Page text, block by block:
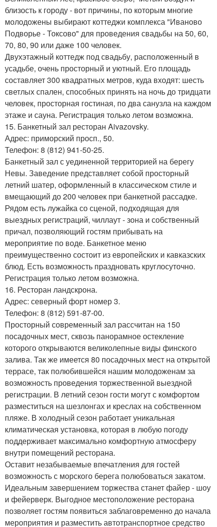
близость к городу - вот причины, по которым многие
молодожены выбирают коттеджи комплекса "Иваново
Подворье - Токсово" для проведения свадьбы на 50, 60,
70, 80, 90 или даже 100 человек.
Двухэтажный коттедж под свадьбу, расположенный в
усадьбе, очень просторный и уютный. Его площадь
составляет 300 квадратных метров, куда входят: шесть
светлых спален, способных принять на ночь до тридцати
человек, просторная гостиная, по два санузла на каждом
этаже и сауна. Регистрация только летом возможна.
15. Банкетный зал ресторан Aivazovsky.
Адрес: приморский просп., 50.
Телефон: 8 (812) 941-50-25.
Банкетный зал с уединенной территорией на берегу
Невы. Заведение представляет собой просторный
летний шатер, оформленный в классическом стиле и
вмещающий до 200 человек при банкетной рассадке.
Рядом есть лужайка со сценой, подходящая для
выездных регистраций, чиллаут - зона и собственный
причал, позволяющий гостям прибывать на
мероприятие по воде. Банкетное меню
преимущественно состоит из европейских и кавказских
блюд. Есть возможность праздновать круглосуточно.
Регистрация только летом возможна.
16. Ресторан ландскрона.
Адрес: северный форт номер 3.
Телефон: 8 (812) 591-87-00.
Просторный современный зал рассчитан на 150
посадочных мест, сквозь панорамное остекление
которого открываются великолепные виды финского
залива. Так же имеется 80 посадочных мест на открытой
террасе, так полюбившейся нашим молодоженам за
возможность проведения торжественной выездной
регистрации. В летний сезон гости могут с комфортом
разместиться на шезлонгах и креслах на собственном
пляже. В холодный сезон работает уникальная
климатическая установка, которая в любую погоду
поддерживает максимально комфортную атмосферу
внутри помещений ресторана.
Оставит незабываемые впечатления для гостей
возможность с морского берега полюбоваться закатом.
Идеальным завершением торжества станет файер - шоу
и фейерверк. Выгодное местоположение ресторана
позволяет гостям появиться заблаговременно до начала
мероприятия и разместить автотранспортное средство